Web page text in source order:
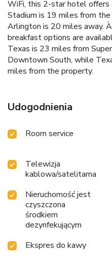
WiFi, this 2-star hotel
Stadium is 19 miles from
Arlington is 20 miles away.
breakfast options are
Texas is 23 miles from
Downtown South, while
miles from the property.
Udogodnienia
Room service
Telewizja
kablowa/satelitarna
Nieruchomość jest
czyszczona
środkiem
dezynfekującym
Ekspres do kawy